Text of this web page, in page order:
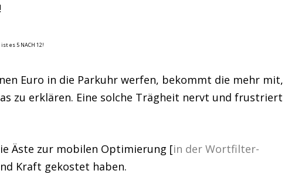
es 5 NACH 12!
Euro in die Parkuhr werfen, bekommt die mehr mit,
zu erklären. Eine solche Trägheit nervt und frustriert
Äste zur mobilen Optimierung [in der Wortfilter-
Kraft gekostet haben.